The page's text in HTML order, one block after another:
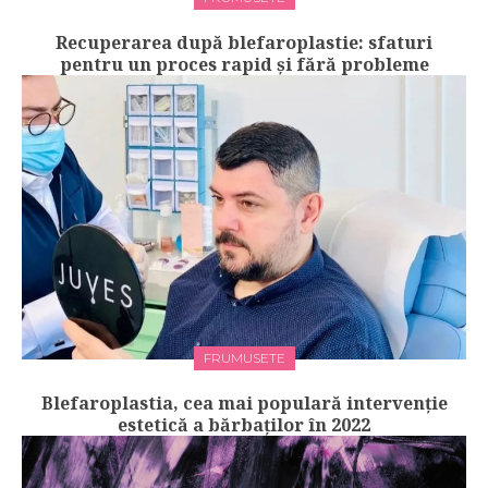
Recuperarea după blefaroplastie: sfaturi
pentru un proces rapid și fără probleme
FRUMUSETE
Blefaroplastia, cea mai populară intervenție
estetică a bărbaților în 2022